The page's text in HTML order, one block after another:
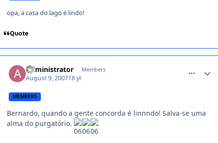
opa, a casa do lago é lindo!
Quote
Administrator Members
August 9, 200718 yr
MEMBERS
Bernardo, quando a gente concorda é linnndo! Salva-se uma
alma do purgatório.